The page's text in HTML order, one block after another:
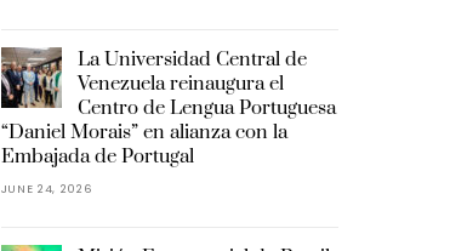
La Universidad Central de
Venezuela reinaugura el
Centro de Lengua Portuguesa
“Daniel Morais” en alianza con la
Embajada de Portugal
JUNE 24, 2026